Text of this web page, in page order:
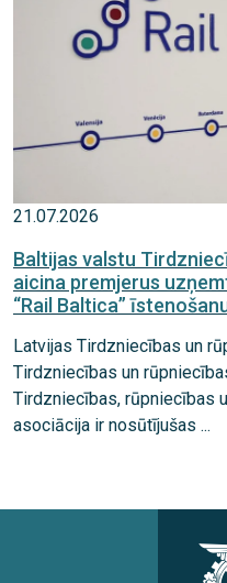
21.07.2026
Baltijas valstu
aicina premjerus
“Rail Baltica”
Latvijas Tirdzniecības un
Tirdzniecības un
Tirdzniecības, rūpniecības
asociācija ir nosūtījušas ...